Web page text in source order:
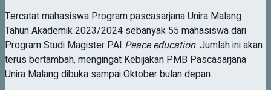
Tercatat mahasiswa Program pascasarjana Unira Malang
Tahun Akademik 2023/2024 sebanyak 55 mahasiswa dari
Program Studi Magister PAI Peace education. Jumlah ini akan
terus bertambah, mengingat Kebijakan PMB Pascasarjana
Unira Malang dibuka sampai Oktober bulan depan.